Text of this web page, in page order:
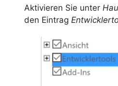
Aktivieren Sie unter
den Eintrag